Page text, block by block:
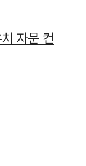
자문 컨